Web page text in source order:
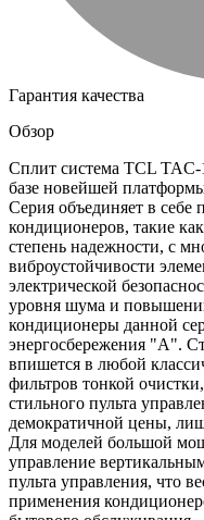
Гарантия качества
Обзор
Сплит система TCL TAC-
базе новейшей
Серия объединяет в себе
кондиционеров, такие
степень надежности, с
виброустойчивости
электрической
уровня шума и
кондиционеры данной
энергосбережения "А".
впишется в любой
фильтров тонкой
стильного пульта
демократичной цены,
Для моделей большой
управление
пульта управления, что
применения